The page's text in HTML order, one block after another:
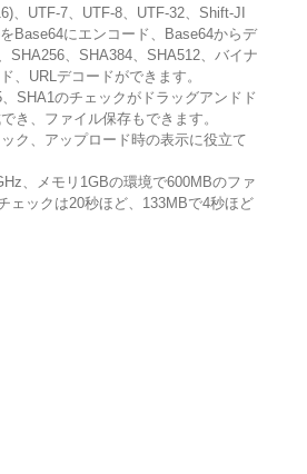
、UTF-7、UTF-8、UTF-32、Shift-JI
Base64にエンコード、Base64からデ
SHA256、SHA384、SHA512、バイナ
、URLデコードができます。
SHA1のチェックがドラッグアンドド
き、ファイル保存もできます。
ク、アップロード時の表示に役立て
、メモリ1GBの環境で600MBのファ
ェックは20秒ほど、133MBで4秒ほど